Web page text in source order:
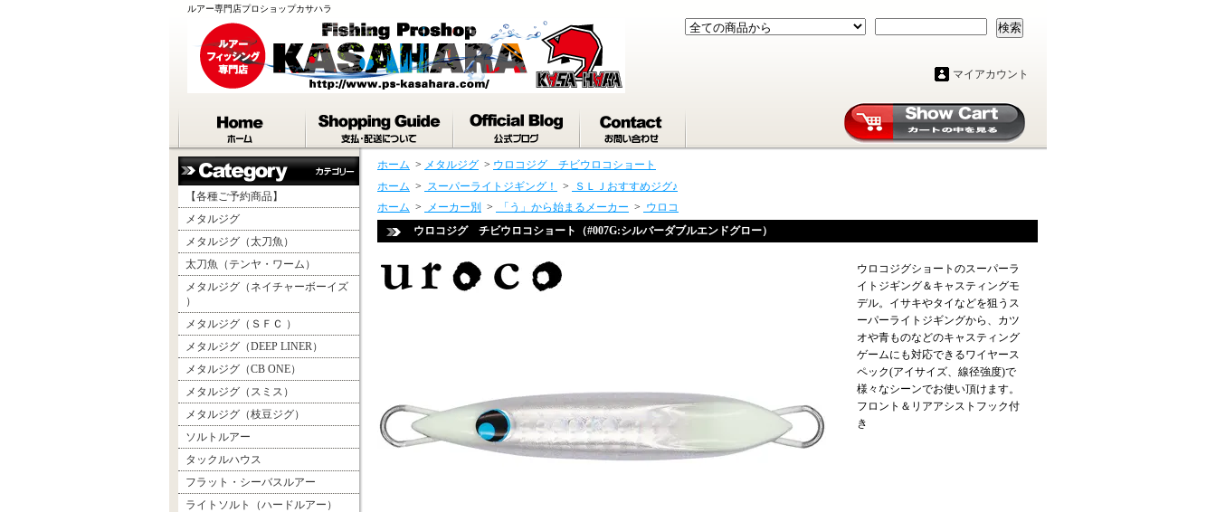
ルアー専門店プロショップカサハラ
検索
マイアカウント
【各種ご予約商品】
メタルジグ
メタルジグ（太刀魚）
太刀魚（テンヤ・ワーム）
メタルジグ（ネイチャーボーイズ
）
メタルジグ（ＳＦＣ ）
メタルジグ（DEEP LINER）
メタルジグ（CB ONE）
メタルジグ（スミス）
メタルジグ（枝豆ジグ）
ソルトルアー
タックルハウス
フラット・シーバスルアー
ライトソルト（ハードルアー）
ホーム > メタルジグ > ウロコジグ チビウロコショート
ホーム > スーパーライトジギング！ >
ＳＬＪおすすめジグ♪
ホーム > メーカー別 > 「う」から始まるメーカー > ウロコ
ウロコジグ チビウロコショート（#007G:シルバーダブルエンドグロー）
ウロコジグショートのスーパーラ
イトジギング＆キャスティングモ
デル。イサキやタイなどを狙うス
ーパーライトジギングから、カツ
オや青ものなどのキャスティング
ゲームにも対応できるワイヤース
ペック(アイサイズ、線径強度)で
様々なシーンでお使い頂けます。
フロント＆リアアシストフック付
き